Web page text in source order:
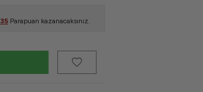
35Parapuan kazanacaksınız.